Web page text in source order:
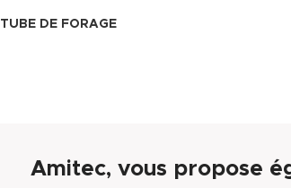
TUBE DE FORAGE
Amitec, vous propose